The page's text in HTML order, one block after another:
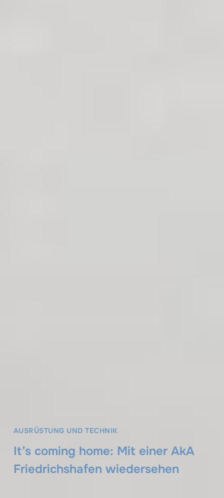
AUSRÜSTUNG UND TECHNIK
It’s coming home: Mit einer AkA
Friedrichshafen wiedersehen